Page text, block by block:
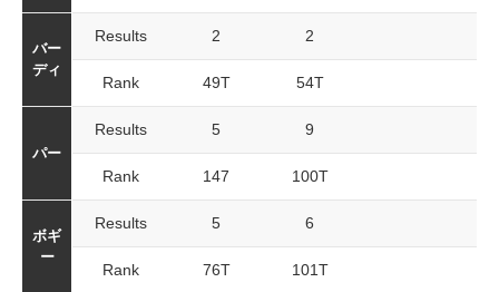
バー
ディ
Results 2 2
Rank 49T 54T
パー
Results 5 9
Rank 147 100T
ボギ
ー
Results 5 6
Rank 76T 101T